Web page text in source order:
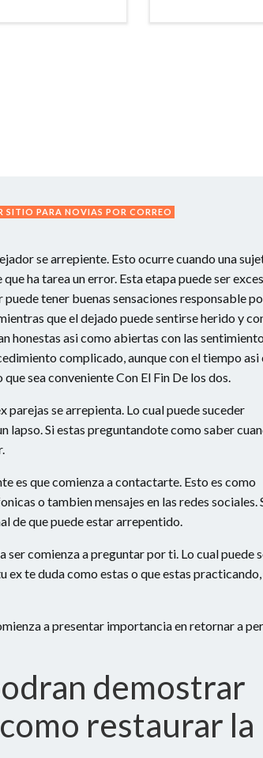
SITIO PARA NOVIAS POR CORREO
se arrepiente. Esto ocurre cuando una
ha tarea un error. Esta etapa puede ser
tener buenas sensaciones responsable
que el dejado puede sentirse herido y
honestas asi­ como abiertas con las
complicado, aunque con el tiempo asi­
sea conveniente Con El Fin De los dos.
parejas se arrepienta. Lo cual puede suceder
lapso. Si estas preguntandote como saber
es que comienza a contactarte. Esto es como
o tambien mensajes en las redes sociales.
de que puede estar arrepentido.
comienza a preguntar por ti. Lo cual puede
te duda como estas o que estas practicando,
a presentar importancia en retornar a
demostrar
restaurar la